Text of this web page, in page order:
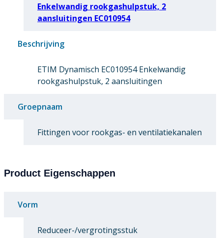
Enkelwandig rookgashulpstuk, 2
aansluitingen EC010954
Beschrijving
ETIM Dynamisch EC010954 Enkelwandig
rookgashulpstuk, 2 aansluitingen
Groepnaam
Fittingen voor rookgas- en ventilatiekanalen
Product Eigenschappen
Vorm
Reduceer-/vergrotingsstuk